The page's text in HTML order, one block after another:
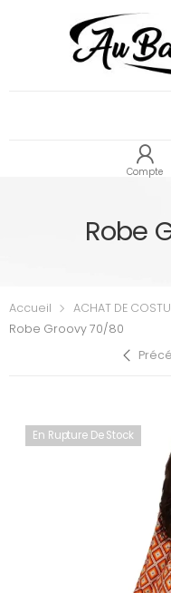
Compte
Robe
Accueil ACHAT DE
Robe Groovy 70/80
En Rupture De Stock